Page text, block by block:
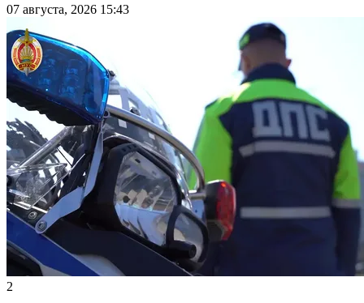
07 августа, 2026 15:43
2